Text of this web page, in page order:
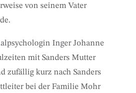
von seinem Vater
Inger Johanne
mit Sanders Mutter
zufällig kurz nach Sanders
bei der Familie Mohr